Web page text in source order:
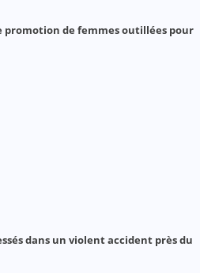
promotion de femmes outillées pour
dans un violent accident près du